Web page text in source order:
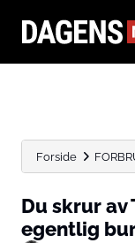
Forside
Du skrur av
egentlig